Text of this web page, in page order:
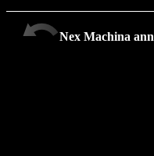
Nex Machina